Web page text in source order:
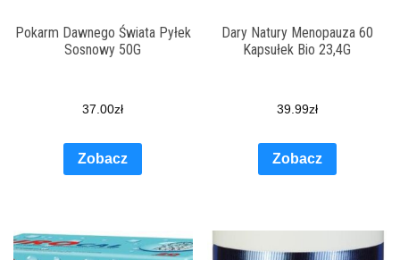
Pokarm Dawnego Świata Pyłek
Sosnowy 50G
37.00zł
Zobacz
Dary Natury Menopauza 60
Kapsułek Bio 23,4G
39.99zł
Zobacz